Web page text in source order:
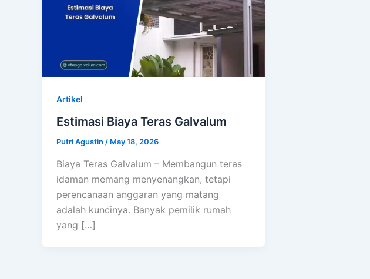
Artikel
Estimasi Biaya Teras Galvalum
Putri Agustin / May 18, 2026
Biaya Teras Galvalum – Membangun teras
idaman memang menyenangkan, tetapi
perencanaan anggaran yang matang
adalah kuncinya. Banyak pemilik rumah
yang […]